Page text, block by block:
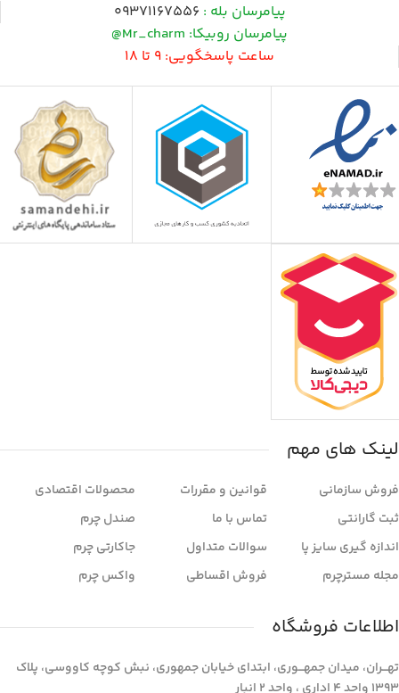
پیامرسان بله : 09371167556
پیامرسان روبیکا: Mr_charm@
ساعت پاسخگویی: 9 تا 18
لینک های مهم
فروش سازمانی
ثبت گارانتی
اندازه گیری سایز پا
مجله مسترچرم
قوانین و مقررات
تماس با ما
سوالات متداول
فروش اقساطی
محصولات اقتصادی
صندل چرم
جاکارتی چرم
واکس چرم
اطلاعات فروشگاه
تهـــران، میدان جمهـــوری، ابتدای خیابان جمهوری، نبش کوچه کاووسی، پلاک
1393 واحد 4 اداری ، واحد 2 انبار